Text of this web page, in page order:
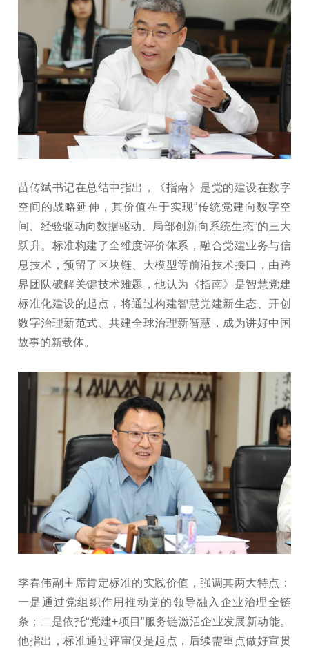
苗传斌书记在总结中指出，《指南》是党的建设在数字
空间的战略延伸，其价值在于实现“传统党建向数字空
间、经验驱动向数据驱动、局部创新向系统生态”的三大
跃升。标准构建了全维度评价体系，融合党建业务与信
息技术，预留了区块链、大模型等前沿技术接口，由跨
界团队破解关键技术难题，他认为《指南》是智慧党建
标准化建设的起点，将通过构建智慧党建新生态、开创
数字治理新范式、共建全球治理新智慧，成为讲好中国
故事的新载体。
李春伟副主席肯定标准的实践价值，强调其两大特点：
一是通过党组织作用推动党的领导融入企业治理全链
条；二是依托“党建+项目”服务链激活企业发展新动能。
他指出，标准通过评审仅是起点，后续需重点做好宣贯